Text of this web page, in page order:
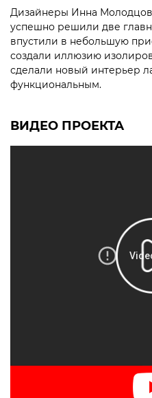
Дизайнеры Инна
успешно решили две
впустили в небольшую
создали иллюзию
сделали новый интерьер
функциональным.
ВИДЕО ПРОЕКТА